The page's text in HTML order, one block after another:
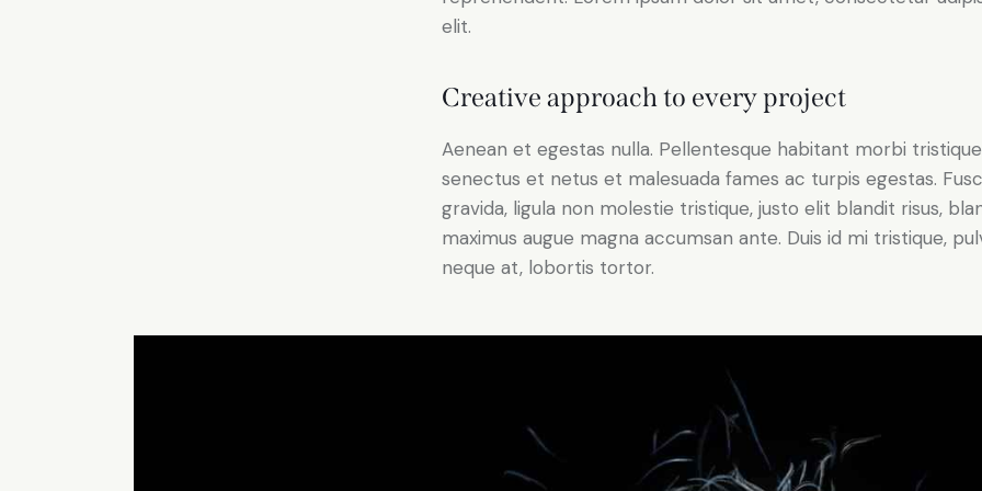
elit.
Creative approach to every project
Aenean et egestas nulla. Pellentesque habitant morbi tristique
senectus et netus et malesuada fames ac turpis egestas.
gravida, ligula non molestie tristique, justo elit blandit risus,
maximus augue magna accumsan ante. Duis id mi tristique,
neque at, lobortis tortor.